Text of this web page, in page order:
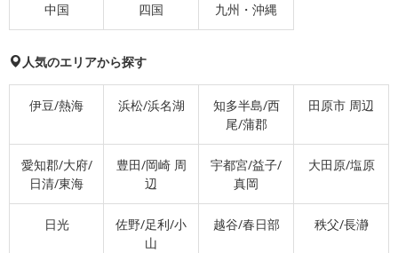
中国 四国 九州・沖縄
人気のエリアから探す
伊豆/熱海 浜松/浜名湖
知多半島/西
尾/蒲郡
田原市 周辺
愛知郡/大府/
日清/東海
豊田/岡崎 周
辺
宇都宮/益子/
真岡
大田原/塩原
日光
佐野/足利/小
山
越谷/春日部 秩父/長瀞